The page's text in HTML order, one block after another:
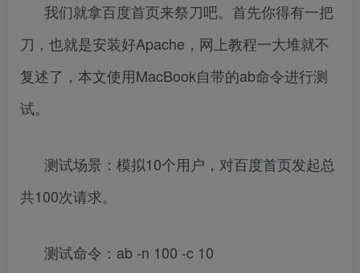
我们就拿百度首页来祭刀吧。首先你得有一把
刀，也就是安装好Apache，网上教程一大堆就不
复述了，本文使用MacBook自带的ab命令进行测
试。
测试场景：模拟10个用户，对百度首页发起总
共100次请求。
测试命令：ab -n 100 -c 10